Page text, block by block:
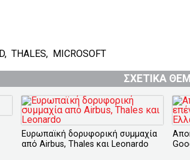
, THALES, MICROSOFT
ΣΧΕΤΙΚΑ
Ευρωπαϊκή δορυφορική συμμαχία
από Airbus, Thales και Leonardo